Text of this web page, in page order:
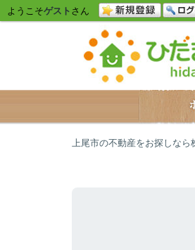
ようこそゲスト さん
上尾市の不動産をお探しな